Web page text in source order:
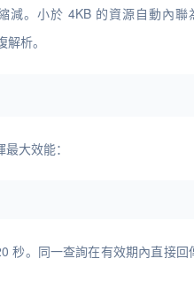
減。小於 4KB 的資源自動內聯
析。
大效能：
秒。同一查詢在有效期內直接回